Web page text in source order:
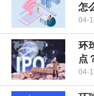
怎
04-
环
点
04-